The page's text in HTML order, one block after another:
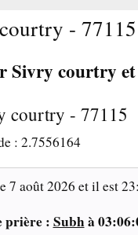
- 77115
Sivry courtry et
courtry - 77115
: 2.7556164
7 août 2026 et il est
prière : Subhà